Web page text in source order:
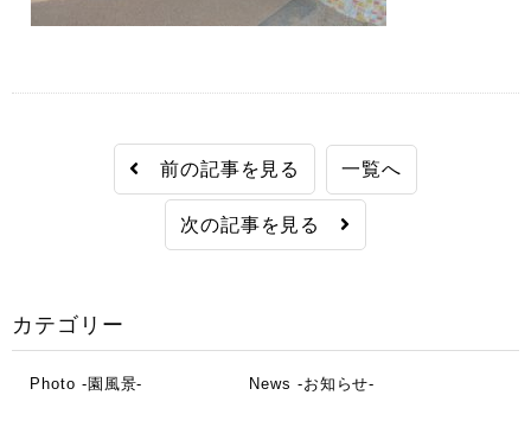
前の記事を見る 一覧へ
次の記事を見る
カテゴリー
Photo -園風景- News -お知らせ-